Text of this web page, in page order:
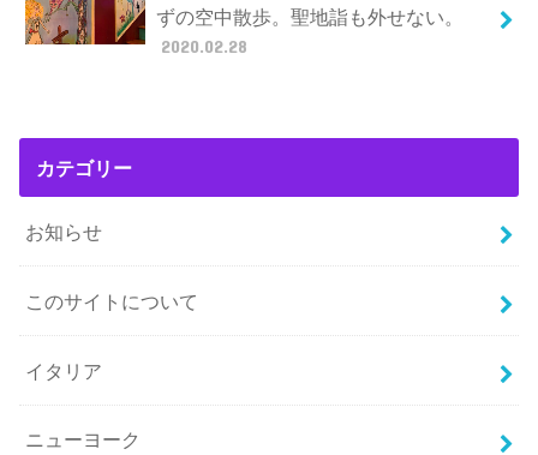
ずの空中散歩。聖地詣も外せない。
2020.02.28
カテゴリー
お知らせ
このサイトについて
イタリア
ニューヨーク